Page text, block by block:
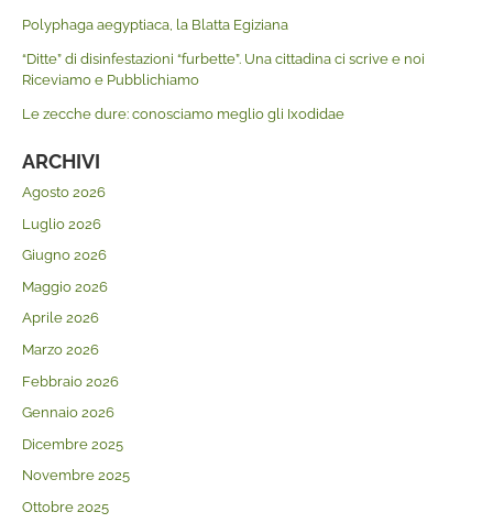
Polyphaga aegyptiaca, la Blatta Egiziana
“Ditte” di disinfestazioni “furbette”. Una cittadina ci scrive e noi
Riceviamo e Pubblichiamo
Le zecche dure: conosciamo meglio gli Ixodidae
ARCHIVI
Agosto 2026
Luglio 2026
Giugno 2026
Maggio 2026
Aprile 2026
Marzo 2026
Febbraio 2026
Gennaio 2026
Dicembre 2025
Novembre 2025
Ottobre 2025